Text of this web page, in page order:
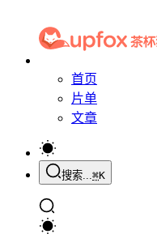
首页
片单
文章
搜索...⌘K